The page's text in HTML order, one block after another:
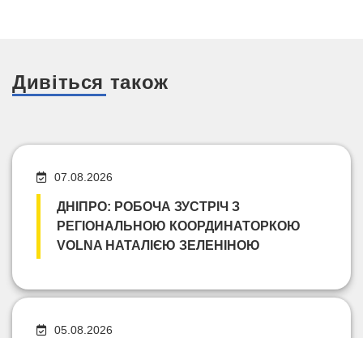
Дивіться також
07.08.2026
ДНІПРО: РОБОЧА ЗУСТРІЧ З
РЕГІОНАЛЬНОЮ КООРДИНАТОРКОЮ
VOLNA НАТАЛІЄЮ ЗЕЛЕНІНОЮ
05.08.2026